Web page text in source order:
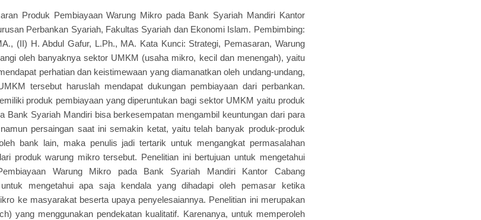
Produk Pembiayaan Warung Mikro pada Bank Syariah Mandiri Kantor
Perbankan Syariah, Fakultas Syariah dan Ekonomi Islam. Pembimbing:
(II) H. Abdul Gafur, L.Ph., MA. Kata Kunci: Strategi, Pemasaran, Warung
oleh banyaknya sektor UMKM (usaha mikro, kecil dan menengah), yaitu
perhatian dan keistimewaan yang diamanatkan oleh undang-undang,
tersebut haruslah mendapat dukungan pembiayaan dari perbankan.
produk pembiayaan yang diperuntukan bagi sektor UMKM yaitu produk
Bank Syariah Mandiri bisa berkesempatan mengambil keuntungan dari para
persaingan saat ini semakin ketat, yaitu telah banyak produk-produk
bank lain, maka penulis jadi tertarik untuk mengangkat permasalahan
produk warung mikro tersebut. Penelitian ini bertujuan untuk mengetahui
Warung Mikro pada Bank Syariah Mandiri Kantor Cabang
mengetahui apa saja kendala yang dihadapi oleh pemasar ketika
ke masyarakat beserta upaya penyelesaiannya. Penelitian ini merupakan
yang menggunakan pendekatan kualitatif. Karenanya, untuk memperoleh